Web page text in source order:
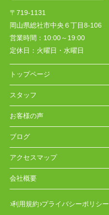
〒719-1131
岡山県総社市中央６丁目8-106
営業時間： 10:00～19:00
定休日： 火曜日・水曜日
トップページ
スタッフ
お客様の声
ブログ
アクセスマップ
会社概要
利用規約 プライバシーポリシー